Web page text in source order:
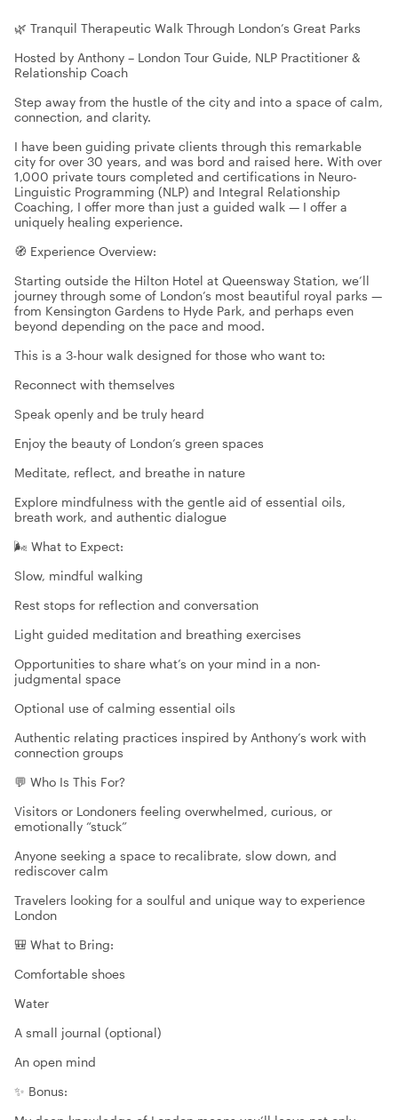
🌿 Tranquil Therapeutic Walk Through London’s Great Parks
Hosted by Anthony – London Tour Guide, NLP Practitioner &
Relationship Coach
Step away from the hustle of the city and into a space of calm,
connection, and clarity.
I have been guiding private clients through this remarkable
city for over 30 years, and was bord and raised here. With over
1,000 private tours completed and certifications in Neuro-
Linguistic Programming (NLP) and Integral Relationship
Coaching, I offer more than just a guided walk — I offer a
uniquely healing experience.
🧭 Experience Overview:
Starting outside the Hilton Hotel at Queensway Station, we’ll
journey through some of London’s most beautiful royal parks —
from Kensington Gardens to Hyde Park, and perhaps even
beyond depending on the pace and mood.
This is a 3-hour walk designed for those who want to:
Reconnect with themselves
Speak openly and be truly heard
Enjoy the beauty of London’s green spaces
Meditate, reflect, and breathe in nature
Explore mindfulness with the gentle aid of essential oils,
breath work, and authentic dialogue
🌬️ What to Expect:
Slow, mindful walking
Rest stops for reflection and conversation
Light guided meditation and breathing exercises
Opportunities to share what’s on your mind in a non-
judgmental space
Optional use of calming essential oils
Authentic relating practices inspired by Anthony’s work with
connection groups
💬 Who Is This For?
Visitors or Londoners feeling overwhelmed, curious, or
emotionally “stuck”
Anyone seeking a space to recalibrate, slow down, and
rediscover calm
Travelers looking for a soulful and unique way to experience
London
🎒 What to Bring:
Comfortable shoes
Water
A small journal (optional)
An open mind
✨ Bonus: